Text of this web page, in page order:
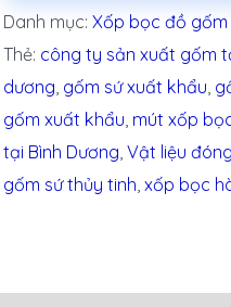
Danh mục:Xốp bọc đồ gốm
Thẻ: công ty sản xuất gốm
dương, gốm sứ xuất khẩu,
gốm xuất khẩu, mút xốp
tại Bình Dương,Vật liệu
gốm sứ thủy tinh,xốp bọc